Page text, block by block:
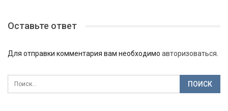
Оставьте ответ
Для отправки комментария вам необходимо авторизоваться